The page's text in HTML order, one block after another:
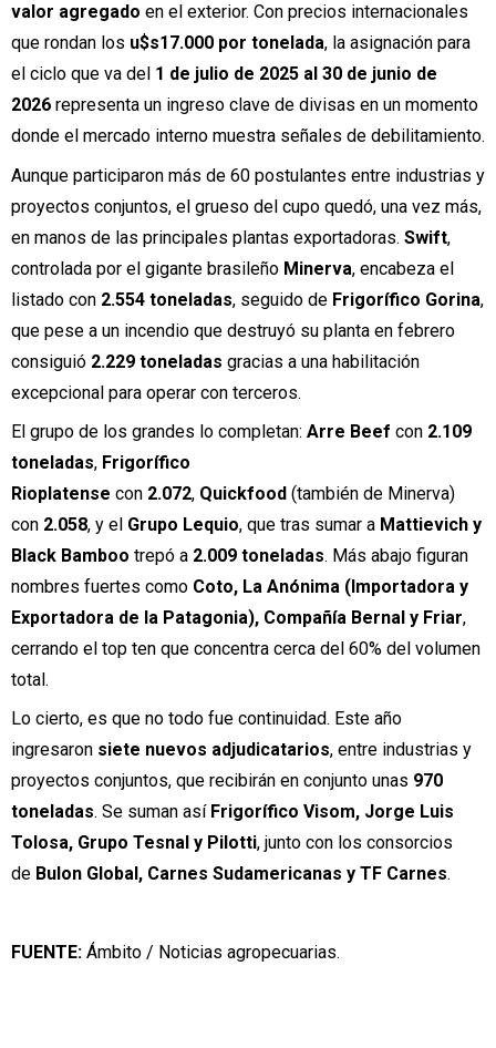
valor agregado en el exterior. Con precios internacionales
que rondan los u$s17.000 por tonelada, la asignación para
el ciclo que va del 1 de julio de 2025 al 30 de junio de
2026 representa un ingreso clave de divisas en un momento
donde el mercado interno muestra señales de debilitamiento.
Aunque participaron más de 60 postulantes entre industrias y
proyectos conjuntos, el grueso del cupo quedó, una vez más,
en manos de las principales plantas exportadoras. Swift,
controlada por el gigante brasileño Minerva, encabeza el
listado con 2.554 toneladas, seguido de Frigorífico Gorina,
que pese a un incendio que destruyó su planta en febrero
consiguió 2.229 toneladas gracias a una habilitación
excepcional para operar con terceros.
El grupo de los grandes lo completan: Arre Beef con 2.109
toneladas, Frigorífico
Rioplatense con 2.072, Quickfood (también de Minerva)
con 2.058, y el Grupo Lequio, que tras sumar a Mattievich y
Black Bamboo trepó a 2.009 toneladas. Más abajo figuran
nombres fuertes como Coto, La Anónima (Importadora y
Exportadora de la Patagonia), Compañía Bernal y Friar,
cerrando el top ten que concentra cerca del 60% del volumen
total.
Lo cierto, es que no todo fue continuidad. Este año
ingresaron siete nuevos adjudicatarios, entre industrias y
proyectos conjuntos, que recibirán en conjunto unas 970
toneladas. Se suman así Frigorífico Visom, Jorge Luis
Tolosa, Grupo Tesnal y Pilotti, junto con los consorcios
de Bulon Global, Carnes Sudamericanas y TF Carnes.
FUENTE: Ámbito / Noticias agropecuarias.